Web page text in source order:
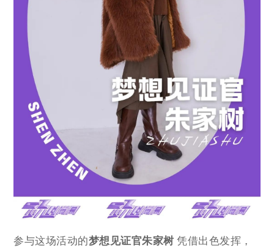
参与这场活动的梦想见证官朱家树凭借出色发挥，